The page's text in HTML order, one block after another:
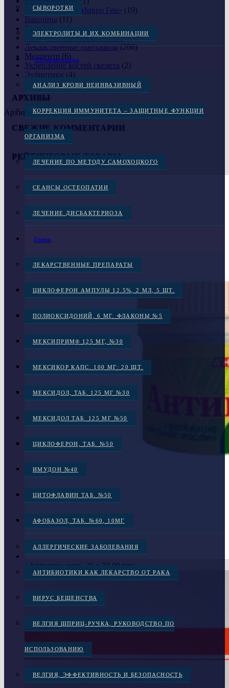
СЫВОРОТКИ
ЭЛЕКТРОЛИТЫ И ИХ КОМБИНАЦИИ
Услуги медцентра
АНАЛИЗ КРОВИ НЕИНВАЗИВНЫЙ
КОРРЕКЦИЯ ИММУНИТЕТА – ЗАЩИТНЫЕ ФУНКЦИИ
ОРГАНИЗМА
ЛЕЧЕНИЕ ПО МЕТОДУ САМОХОЦКОГО
СЕАНСЫ ОСТЕОПАТИИ
ЛЕЧЕНИЕ ДИСБАКТЕРИОЗА
Статьи
ЛЕКАРСТВЕННЫЕ ПРЕПАРАТЫ
ЦИКЛОФЕРОН АМПУЛЫ 12.5%, 2 МЛ, 5 ШТ.
ПОЛИОКСИДОНИЙ, 6 МГ. ФЛАКОНЫ №5
МЕКСИПРИМ® 125 МГ, №30
МЕКСИКОР КАПС. 100 МГ: 20 ШТ.
МЕКСИДОЛ, ТАБ. 125 МГ №30
МЕКСИДОЛ ТАБ. 125 МГ №50
ЦИКЛОФЕРОН, ТАБ. №50
ИМУДОН №40
ЦИТОФЛАВИН ТАБ. №50
АФОБАЗОЛ, ТАБ. №60, 10МГ
АЛЛЕРГИЧЕСКИЕ ЗАБОЛЕВАНИЯ
АНТИБИОТИКИ КАК ЛЕКАРСТВО ОТ РАКА
ВИРУС БЕШЕНСТВА
ВЕЛГИЯ ШПРИЦ-РУЧКА, РУКОВОДСТВО ПО
ИСПОЛЬЗОВАНИЮ
ВЕЛГИЯ, ЭФФЕКТИВНОСТЬ И БЕЗОПАСНОСТЬ
Бактериофаги «Микро Ген» (19)
Вакцины (11)
Глазные препараты
(4)
Желудочно-кишечный тракт(10)
Лекарственные препараты(266)
Медцентр (6)
Укрепление костей скелета (2)
Эубиотики (4)
АРХИВЫ
Архивы
СВЕЖИЕ КОММЕНТАРИИ
РЕЙТИНГОВЫЕ ТОВАРЫ
«Антивир» мазь, 25 г 70.00 грн.